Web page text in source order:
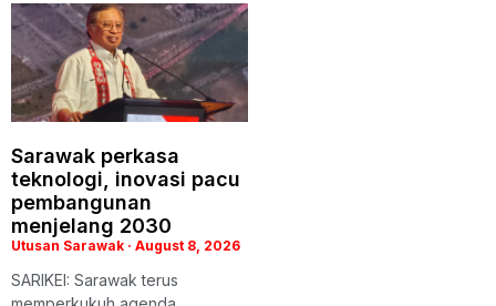
Sarawak perkasa
teknologi, inovasi pacu
pembangunan
menjelang 2030
Utusan Sarawak August 8, 2026
SARIKEI: Sarawak terus